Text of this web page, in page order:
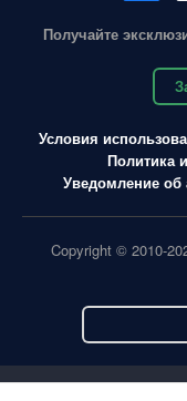
Получайте
Условия
Политика
Уведомление об
Copyright © 2010-